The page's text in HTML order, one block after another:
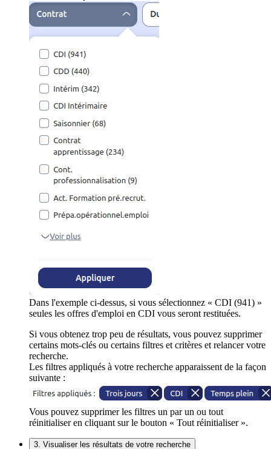
Dans l'exemple ci-dessus, si vous sélectionnez « CDI (941) »
seules les offres d'emploi en CDI vous seront restituées.
Si vous obtenez trop peu de résultats, vous pouvez supprimer
certains mots-clés ou certains filtres et critères et relancer votre
recherche.
Les filtres appliqués à votre recherche apparaissent de la façon
suivante :
Vous pouvez supprimer les filtres un par un ou tout
réinitialiser en cliquant sur le bouton « Tout réinitialiser ».
3. Visualiser les résultats de votre recherche